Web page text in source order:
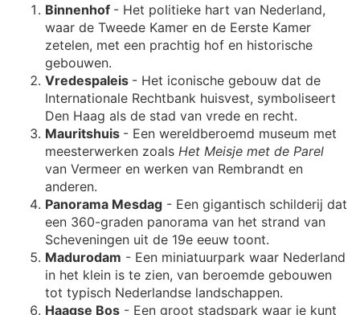
Binnenhof - Het politieke hart van Nederland,
waar de Tweede Kamer en de Eerste Kamer
zetelen, met een prachtig hof en historische
gebouwen.
Vredespaleis - Het iconische gebouw dat de
Internationale Rechtbank huisvest, symboliseert
Den Haag als de stad van vrede en recht.
Mauritshuis - Een wereldberoemd museum met
meesterwerken zoals Het Meisje met de Parel
van Vermeer en werken van Rembrandt en
anderen.
Panorama Mesdag - Een gigantisch schilderij dat
een 360-graden panorama van het strand van
Scheveningen uit de 19e eeuw toont.
Madurodam - Een miniatuurpark waar Nederland
in het klein is te zien, van beroemde gebouwen
tot typisch Nederlandse landschappen.
Haagse Bos - Een groot stadspark waar je kunt